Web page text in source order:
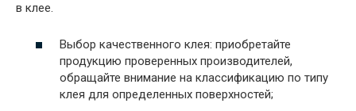
в клее.
Выбор качественного клея: приобретайте
продукцию проверенных производителей,
обращайте внимание на классификацию по типу
клея для определенных поверхностей;